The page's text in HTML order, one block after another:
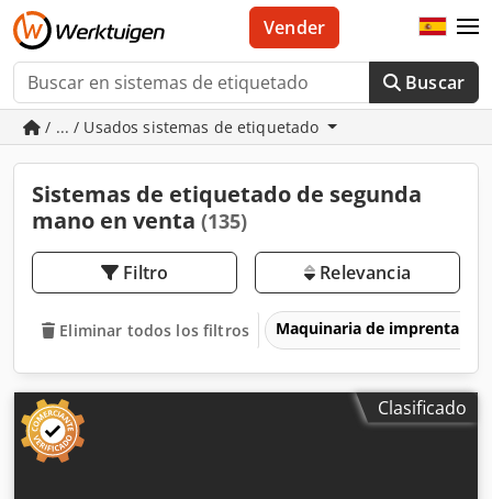
Buscar
Vender
/ ... / Usados sistemas de etiquetado
Sistemas de etiquetado de segunda
mano en venta (135)
Filtro Relevancia
Eliminar todos los filtros Maquinaria de imprenta y
Clasificado